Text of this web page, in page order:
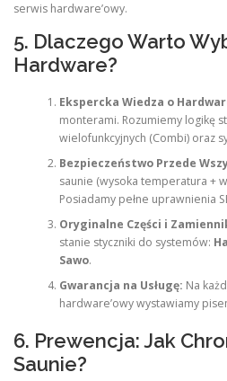
serwis hardware’owy.
5. Dlaczego Warto
Hardware?
Ekspercka Wiedza o
monterami. Rozumiemy logikę
wielofunkcyjnych (Combi) oraz
Bezpieczeństwo Przede
saunie (wysoka temperatura +
Posiadamy pełne uprawnienia
Oryginalne Części i
stanie styczniki do systemów:
Sawo.
Gwarancja na Usługę: Na
hardware’owy wystawiamy
6. Prewencja: Jak
Saunie?